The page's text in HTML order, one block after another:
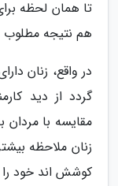
تا همان لحظه
هم نتیجه مطلوب
در واقع، زنان
گردد از دید
مقایسه با
زنان ملاحظه
کوشش اند خود را